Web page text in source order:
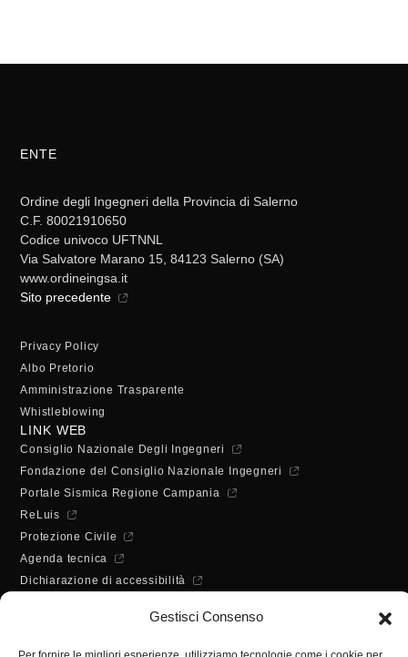
Gestisci Consenso
ENTE
Ordine degli Ingegneri della Provincia di Salerno
C.F. 80021910650
Codice univoco UFTNNL
Via Salvatore Marano 15, 84123 Salerno (SA)
www.ordineingsa.it
Sito precedente
Privacy Policy
Albo Pretorio
Amministrazione Trasparente
Whistleblowing
LINK WEB
Consiglio Nazionale Degli Ingegneri
Fondazione del Consiglio Nazionale Ingegneri
Portale Sismica Regione Campania
ReLuis
Protezione Civile
Agenda tecnica
Dichiarazione di accessibilità
Lunedì - Mercoledì - Venerdì: